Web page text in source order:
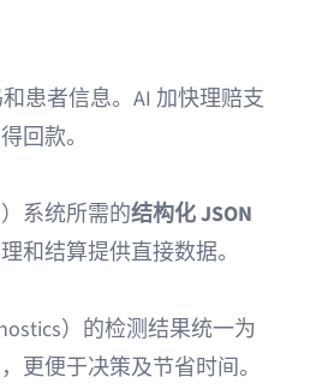
患者信息。AI 加快理赔支
回款。
系统所需的结构化 JSON
和结算提供直接数据。
）的检测结果统一为
更便于决策及节省时间。